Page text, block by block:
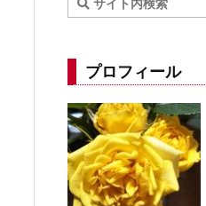
プロフィール